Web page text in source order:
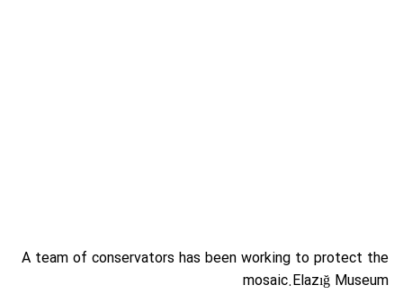
A team of conservators has been working to protect the
mosaic.Elazığ Museum